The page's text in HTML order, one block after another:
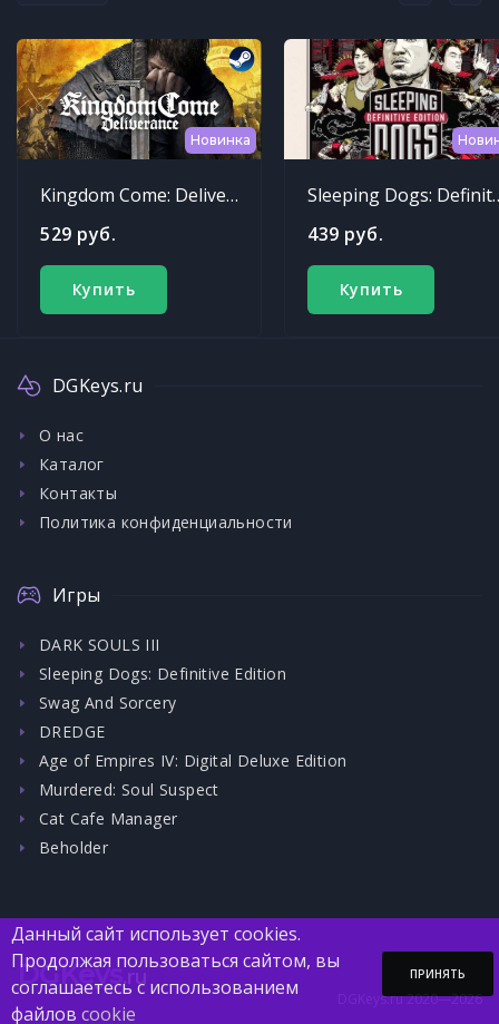
Новинка
Kingdom Come: Deliverance
529 руб.
Купить
Sleeping
439 руб.
Купить
DGKeys.ru
О нас
Каталог
Контакты
Политика конфиденциальности
Игры
DARK SOULS III
Sleeping Dogs: Definitive Edition
Swag And Sorcery
DREDGE
Age of Empires IV: Digital Deluxe Edition
Murdered: Soul Suspect
Cat Cafe Manager
Beholder
DGKeys.ru
DGKeys.ru 2020—2026
Данный сайт использует cookies.
Продолжая пользоваться сайтом, вы
соглашаетесь с использованием
файлов cookie
ПРИНЯТЬ